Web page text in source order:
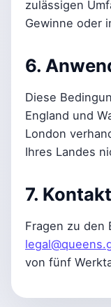
zulässigen
Gewinne oder
6.
Diese
England und
London
Ihres Landes
7. Kontakt
Fragen zu den
von fünf